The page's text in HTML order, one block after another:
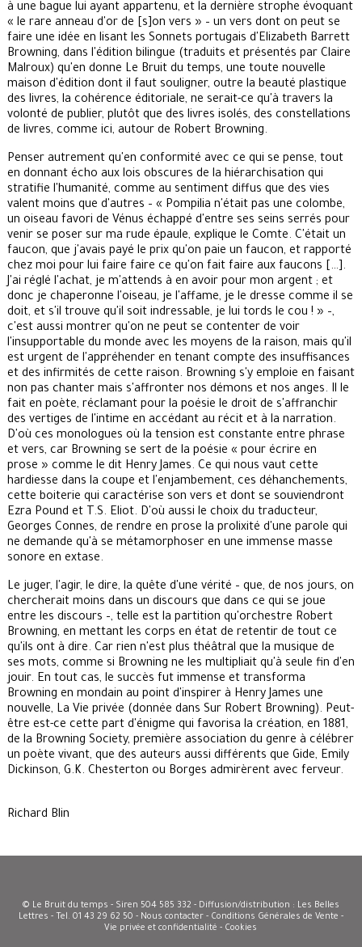
à une bague lui ayant appartenu, et la dernière strophe évoquant
« le rare anneau d'or de [s]on vers » – un vers dont on peut se
faire une idée en lisant les Sonnets portugais d'Elizabeth Barrett
Browning, dans l'édition bilingue (traduits et présentés par Claire
Malroux) qu'en donne Le Bruit du temps, une toute nouvelle
maison d'édition dont il faut souligner, outre la beauté plastique
des livres, la cohérence éditoriale, ne serait-ce qu'à travers la
volonté de publier, plutôt que des livres isolés, des constellations
de livres, comme ici, autour de Robert Browning.
Penser autrement qu'en conformité avec ce qui se pense, tout
en donnant écho aux lois obscures de la hiérarchisation qui
stratifie l'humanité, comme au sentiment diffus que des vies
valent moins que d'autres – « Pompilia n'était pas une colombe,
un oiseau favori de Vénus échappé d'entre ses seins serrés pour
venir se poser sur ma rude épaule, explique le Comte. C'était un
faucon, que j'avais payé le prix qu'on paie un faucon, et rapporté
chez moi pour lui faire faire ce qu'on fait faire aux faucons […].
J'ai réglé l'achat, je m'attends à en avoir pour mon argent ; et
donc je chaperonne l'oiseau, je l'affame, je le dresse comme il se
doit, et s'il trouve qu'il soit indressable, je lui tords le cou ! » –,
c'est aussi montrer qu'on ne peut se contenter de voir
l'insupportable du monde avec les moyens de la raison, mais qu'il
est urgent de l'appréhender en tenant compte des insuffisances
et des infirmités de cette raison. Browning s'y emploie en faisant
non pas chanter mais s'affronter nos démons et nos anges. Il le
fait en poète, réclamant pour la poésie le droit de s'affranchir
des vertiges de l'intime en accédant au récit et à la narration.
D'où ces monologues où la tension est constante entre phrase
et vers, car Browning se sert de la poésie « pour écrire en
prose » comme le dit Henry James. Ce qui nous vaut cette
hardiesse dans la coupe et l'enjambement, ces déhanchements,
cette boiterie qui caractérise son vers et dont se souviendront
Ezra Pound et T.S. Eliot. D'où aussi le choix du traducteur,
Georges Connes, de rendre en prose la prolixité d'une parole qui
ne demande qu'à se métamorphoser en une immense masse
sonore en extase.
Le juger, l'agir, le dire, la quête d'une vérité – que, de nos jours, on
chercherait moins dans un discours que dans ce qui se joue
entre les discours –, telle est la partition qu'orchestre Robert
Browning, en mettant les corps en état de retentir de tout ce
qu'ils ont à dire. Car rien n'est plus théâtral que la musique de
ses mots, comme si Browning ne les multipliait qu'à seule fin d'en
jouir. En tout cas, le succès fut immense et transforma
Browning en mondain au point d'inspirer à Henry James une
nouvelle, La Vie privée (donnée dans Sur Robert Browning). Peut-
être est-ce cette part d'énigme qui favorisa la création, en 1881,
de la Browning Society, première association du genre à célébrer
un poète vivant, que des auteurs aussi différents que Gide, Emily
Dickinson, G.K. Chesterton ou Borges admirèrent avec ferveur.
Richard Blin
© Le Bruit du temps - Siren 504 585 332 - Diffusion/distribution : Les Belles
Lettres - Tel. 01 43 29 62 50 - Nous contacter- Conditions Générales de Vente -
Vie privée et confidentialité - Cookies